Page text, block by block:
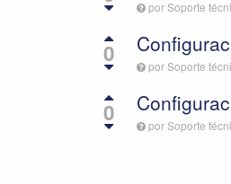
porSoporte
0 porSoporte
0 porSoporte